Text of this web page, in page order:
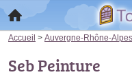
Accueil > Auvergne-Rhône-Alpes
Seb Peinture